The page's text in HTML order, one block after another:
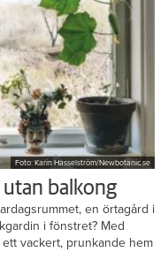
Foto: Karin Hasselström/Newbotanic.se
balkong
en örtagård i
i fönstret? Med
vackert, prunkande hem